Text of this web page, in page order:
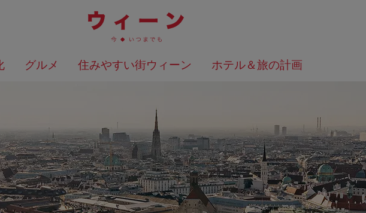
グルメ 住みやすい街ウィーン ホテル＆旅の計画